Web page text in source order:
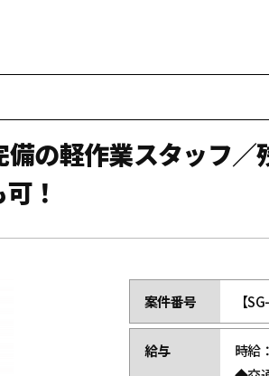
の軽作業スタッフ
！
案件番号 【
給与
時給